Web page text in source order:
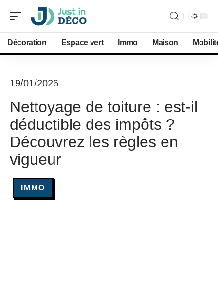
Décoration Espace vert Immo Maison
19/01/2026
Nettoyage de toiture : est-il
déductible des impôts ?
Découvrez les règles en
vigueur
IMMO